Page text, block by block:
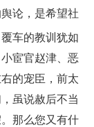
论，是希望社
车的教训犹如
宦官赵津、恶
的宠臣，前太
虽说赦后不当
那么您又有什